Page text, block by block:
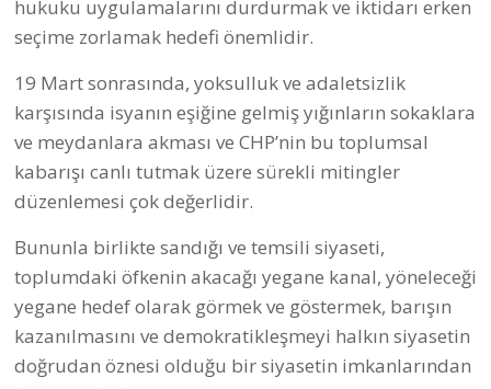
DEMOKRASİ İÇİN BİRLİK:
Demokrasi İçin Birlik (DİB), geniş katılımlı, herhangi bir